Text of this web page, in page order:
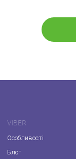
VIBER
Особливості
Блог